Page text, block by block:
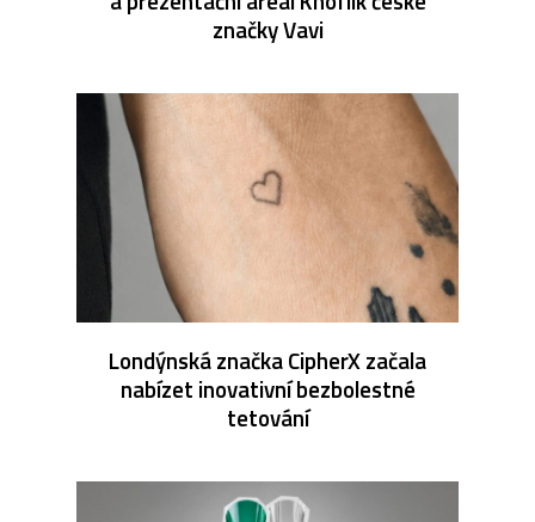
značky Vavi
Londýnská značka CipherX začala
nabízet inovativní bezbolestné
tetování